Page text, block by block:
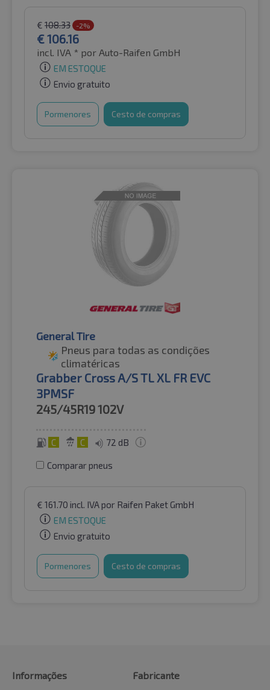
€ 108.33 -2%
€106.16
incl. IVA * por Auto-Raifen GmbH
EM ESTOQUE
Envio gratuito
Pormenores Cesto de compras
General Tire
Pneus para todas as condições
climatéricas
Grabber Cross A/S TL XL FR EVC
3PMSF
245/45R19102V
C C 72 dB
Comparar pneus
€ 161.70 incl. IVApor Raifen Paket GmbH
EM ESTOQUE
Envio gratuito
Pormenores Cesto de compras
Informações
Fabricante